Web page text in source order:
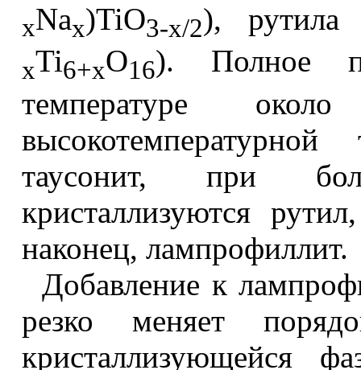
xNax)TiO3-x/2), рутила
xTi6+xO16). Полное
температуре
таусонит, при
кристаллизуются
наконец, лампрофиллит.
Добавление к
резко меняет
кристаллизующейся